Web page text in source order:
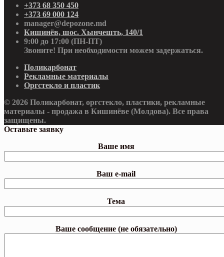
+373 68 350 450
+373 69 000 124
manager@depozone.md
Кишинёв, шос. Хынчешть, 140/1
9:00 до 17:00 (ПН-ПТ)
Звоните! При необходимости можем задержаться.
Поликарбонат
Рекламные материалы
Оргстекло и пластик
© 2026 Поликарбонат, оргстекло, пластики, рекламные
материалы - продажа в Кишинёве (Молдова). Все права
защищены.
Оставьте заявку
Ваше имя
Ваш e-mail
Тема
Ваше сообщение (не обязательно)